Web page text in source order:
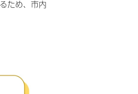
ため、市内